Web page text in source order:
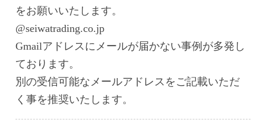
をお願いいたします。
@seiwatrading.co.jp
Gmailアドレスにメールが届かない事例が多発し
ております。
別の受信可能なメールアドレスをご記載いただ
く事を推奨いたします。